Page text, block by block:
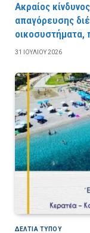
Ακραίος
απαγόρευσης
οικοσυστήματα,
31 ΙΟΥΛΊΟΥ 2026
ΔΕΛΤΙΑ ΤΥΠΟΥ